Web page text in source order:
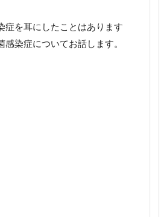
症を耳にしたことはあります
染症についてお話します。